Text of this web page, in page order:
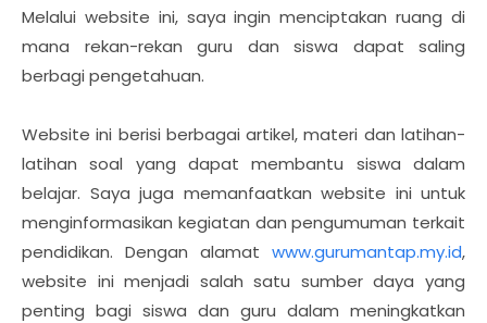
Melalui website ini, saya ingin menciptakan ruang di
mana rekan-rekan guru dan siswa dapat saling
berbagi pengetahuan.
Website ini berisi berbagai artikel, materi dan latihan-
latihan soal yang dapat membantu siswa dalam
belajar. Saya juga memanfaatkan website ini untuk
menginformasikan kegiatan dan pengumuman terkait
pendidikan. Dengan alamat www.gurumantap.my.id,
website ini menjadi salah satu sumber daya yang
penting bagi siswa dan guru dalam meningkatkan